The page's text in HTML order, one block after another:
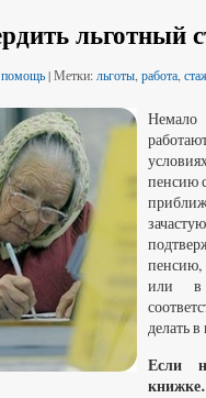
льготный
помощь| Метки: льготы работа
пенсию
или в
делать
Если